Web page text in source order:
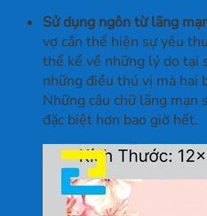
Sử dụng ngôn từ lãng
vợ cần thể hiện sự yêu
thể kể về những lý do tại
những điều thú vị mà hai
Những câu chữ lãng
đặc biệt hơn bao giờ hết.